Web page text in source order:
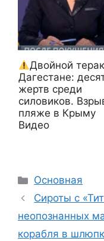
Двойной
Дагестане:
жертв среди
силовиков.
пляже в Крыму
Видео
Рубрики
Основная
Сироты с
неопознанных
корабля в